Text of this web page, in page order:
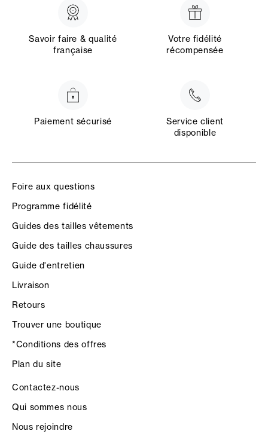
Savoir faire & qualité
française
Votre fidélité
récompensée
Paiement sécurisé
Service client
disponible
Foire aux questions
Programme fidélité
Guides des tailles vêtements
Guide des tailles chaussures
Guide d'entretien
Livraison
Retours
Trouver une boutique
*Conditions des offres
Plan du site
Contactez-nous
Qui sommes nous
Nous rejoindre